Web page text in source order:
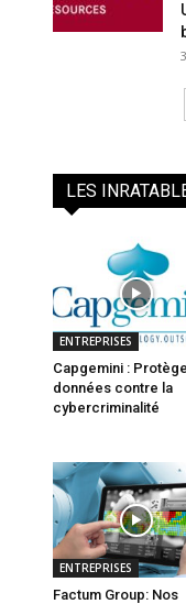
LES
ENTREPRISES
Capgemini :
données contre la
cybercriminalité
ENTREPRISES
Factum Group: Nos